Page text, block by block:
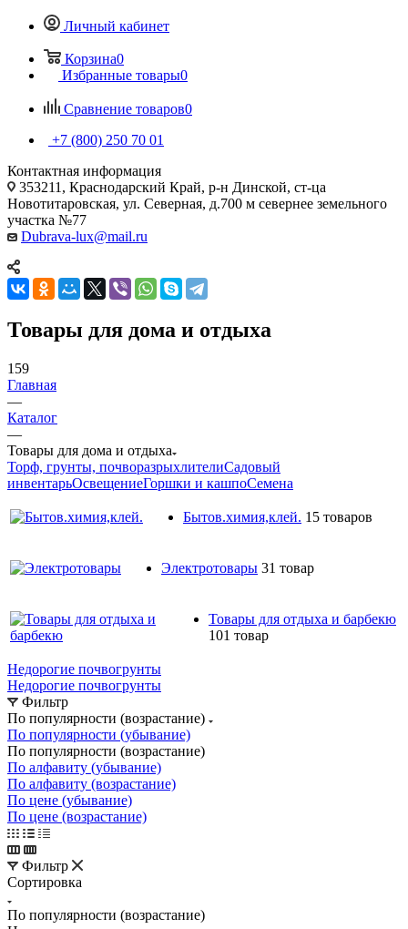
Личный кабинет
Корзина0
Избранные товары0
Сравнение товаров0
+7 (800) 250 70 01
Контактная информация
353211, Краснодарский Край, р-н Динской, ст-ца
Новотитаровская, ул. Северная, д.700 м севернее земельного
участка №77
Dubrava-lux@mail.ru
Товары для дома и отдыха
159
Главная
—
Каталог
—
Товары для дома и отдыха
Торф, грунты, почворазрыхлителиСадовый
инвентарьОсвещениеГоршки и кашпоСемена
Бытов.химия,клей. 15 товаров
Электротовары 31 товар
Товары для отдыха и барбекю
101 товар
Недорогие почвогрунты
Недорогие почвогрунты
Фильтр
По популярности (возрастание)
По популярности (убывание)
По популярности (возрастание)
По алфавиту (убывание)
По алфавиту (возрастание)
По цене (убывание)
По цене (возрастание)
Фильтр
Сортировка
По популярности (возрастание)